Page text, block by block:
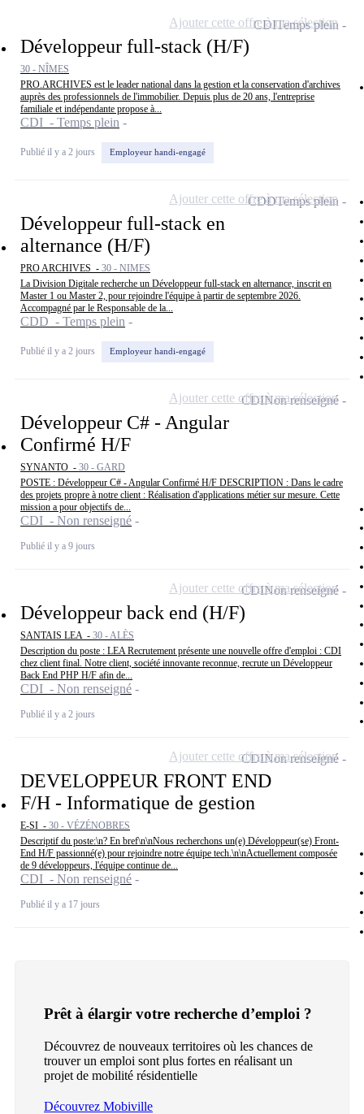
Développeur full-stack (H/F)
30 - NÎMES
PRO.ARCHIVES est le leader national dans la gestion et la conservation d'archives
auprès des professionnels de l'immobilier. Depuis plus de 20 ans, l'entreprise
familiale et indépendante propose à...
CDI - Temps plein
Publié il y a 2 jours Employeur handi-engagé
CDITemps plein
Ajouter cette offre à ma sélection
Développeur full-stack en
alternance (H/F)
PRO ARCHIVES - 30 - NIMES
La Division Digitale recherche un Développeur full-stack en alternance, inscrit en
Master 1 ou Master 2, pour rejoindre l'équipe à partir de septembre 2026.
Accompagné par le Responsable de la...
CDD - Temps plein
Publié il y a 2 jours Employeur handi-engagé
CDDTemps plein
Ajouter cette offre à ma sélection
Développeur C# - Angular
Confirmé H/F
SYNANTO - 30 - GARD
POSTE : Développeur C# - Angular Confirmé H/F DESCRIPTION : Dans le cadre
des projets propre à notre client : Réalisation d'applications métier sur mesure. Cette
mission a pour objectifs de...
CDI - Non renseigné
Publié il y a 9 jours
CDINon renseigné
Ajouter cette offre à ma sélection
Développeur back end (H/F)
SANTAIS LEA - 30 - ALÈS
Description du poste : LEA Recrutement présente une nouvelle offre d'emploi : CDI
chez client final. Notre client, société innovante reconnue, recrute un Développeur
Back End PHP H/F afin de...
CDI - Non renseigné
Publié il y a 2 jours
CDINon renseigné
Ajouter cette offre à ma sélection
DEVELOPPEUR FRONT END
F/H - Informatique de gestion
E-SI - 30 - VÉZÉNOBRES
Descriptif du poste:\n? En bref\n\nNous recherchons un(e) Développeur(se) Front-
End H/F passionné(e) pour rejoindre notre équipe tech.\n\nActuellement composée
de 9 développeurs, l'équipe continue de...
CDI - Non renseigné
Publié il y a 17 jours
CDINon renseigné
Ajouter cette offre à ma sélection
Prêt à élargir votre recherche d’emploi ?
Découvrez de nouveaux territoires où les chances de
trouver un emploi sont plus fortes en réalisant un
projet de mobilité résidentielle
Découvrez Mobiville